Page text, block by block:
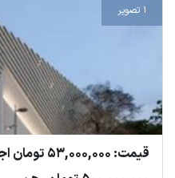
1 تصویر
قیمت: 53,000,000 تومان اجاره